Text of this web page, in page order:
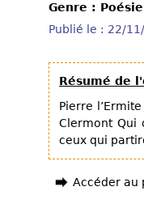
Genre : Poésie
Publié le : 22/
Résumé de
Pierre
Clermont Qui
ceux qui
Accéder au